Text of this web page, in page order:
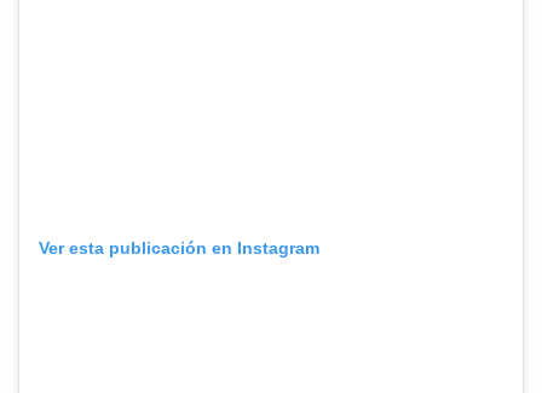
Ver esta publicación en Instagram